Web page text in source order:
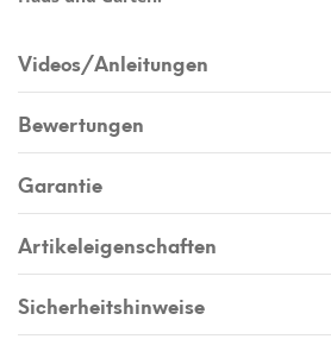
Videos/Anleitungen
Bewertungen
Garantie
Artikeleigenschaften
Sicherheitshinweise